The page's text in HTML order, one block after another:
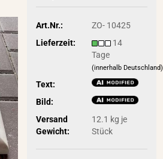
Art.Nr.:
ZO- 10425
Lieferzeit:
14
Tage
(innerhalb Deutschland)
Text:
Bild:
Versand
Gewicht:
12.1 kg je
Stück